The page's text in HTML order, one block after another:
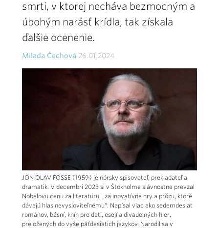
smrti, v ktorej necháva bezmocným a
úbohým narásť krídla, tak získala
ďalšie ocenenie.
Milada Čechová 26.01.2024
JON OLAV FOSSE (1959) je nórsky spisovateľ, prekladateľ a
dramatik. V decembri 2023 si v Štokholme slávnostne prevzal
Nobelovu cenu za literatúru, „za inovatívne hry a prózu, ktoré
dávajú hlas nevysloviteľnému“. Napísal viac ako sedemdesiat
románov, básní, kníh pre deti, esejí a divadelných hier,
preložených do vyše päťdesiatich jazykov. Narodil sa v